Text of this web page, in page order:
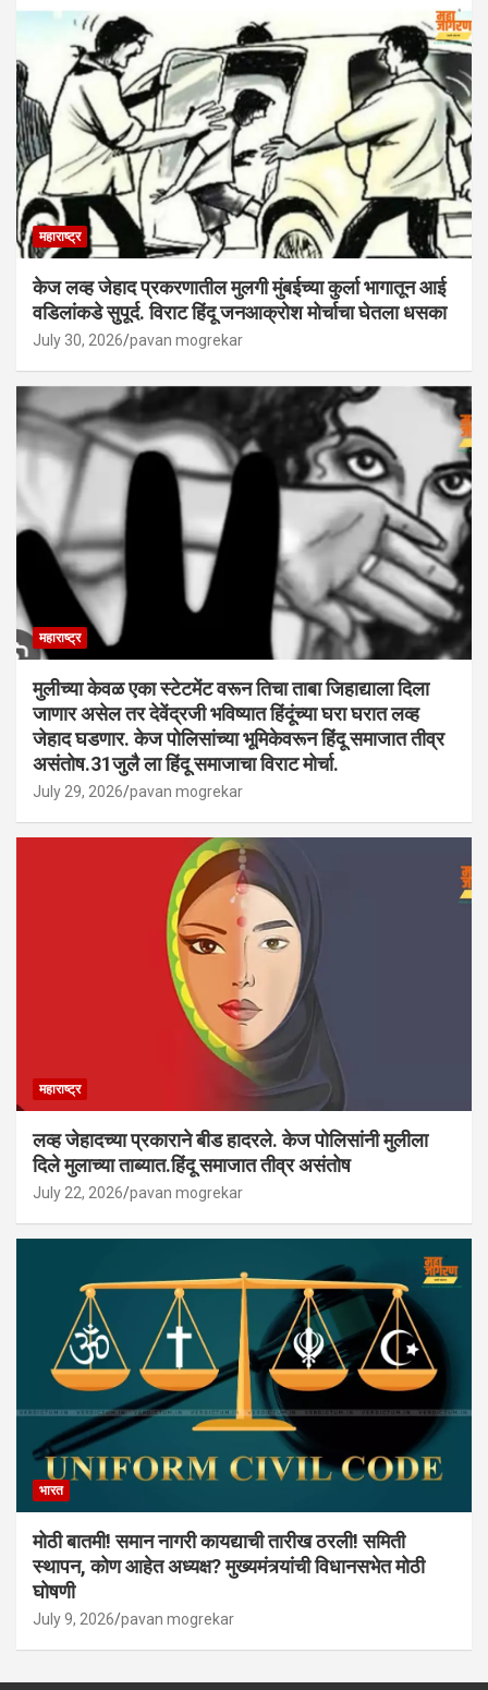
महाराष्ट्र
केज लव्ह जेहाद प्रकरणातील मुलगी मुंबईच्या कुर्ला भागातून आई
वडिलांकडे सुपूर्द. विराट हिंदू जनआक्रोश मोर्चाचा घेतला धसका
July 30, 2026 pavan mogrekar
महाराष्ट्र
मुलीच्या केवळ एका स्टेटमेंट वरून तिचा ताबा जिहाद्याला दिला
जाणार असेल तर देवेंद्रजी भविष्यात हिंदूंच्या घरा घरात लव्ह
जेहाद घडणार. केज पोलिसांच्या भूमिकेवरून हिंदू समाजात तीव्र
असंतोष.31जुलै ला हिंदू समाजाचा विराट मोर्चा.
July 29, 2026 pavan mogrekar
महाराष्ट्र
लव्ह जेहादच्या प्रकाराने बीड हादरले. केज पोलिसांनी मुलीला
दिले मुलाच्या ताब्यात.हिंदू समाजात तीव्र असंतोष
July 22, 2026 pavan mogrekar
भारत
मोठी बातमी! समान नागरी कायद्याची तारीख ठरली! समिती
स्थापन, कोण आहेत अध्यक्ष? मुख्यमंत्र्यांची विधानसभेत मोठी
घोषणी
July 9, 2026 pavan mogrekar